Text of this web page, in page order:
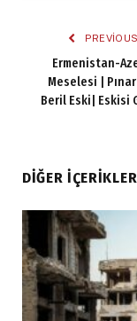
Ermenistan-
Meselesi |
Beril Eski| Eskisi
DIĞER İÇERIKLER